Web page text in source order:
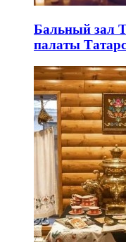
Бальный зал
палаты